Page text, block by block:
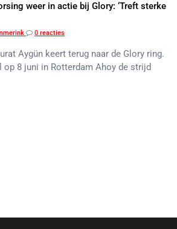
weer in actie bij Glory: ‘Treft sterke
0 reacties
Aygün keert terug naar de Glory ring.
op 8 juni in Rotterdam Ahoy de strijd